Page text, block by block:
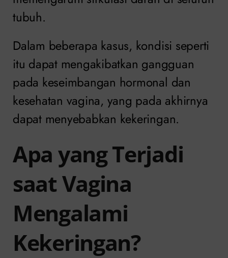
tubuh.
Dalam beberapa kasus, kondisi seperti
itu dapat mengakibatkan gangguan
pada keseimbangan hormonal dan
kesehatan vagina, yang pada akhirnya
dapat menyebabkan kekeringan.
Apa yang Terjadi
saat Vagina
Mengalami
Kekeringan?